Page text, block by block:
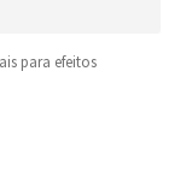
para efeitos